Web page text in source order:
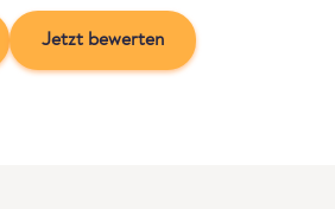
Jetzt bewerten